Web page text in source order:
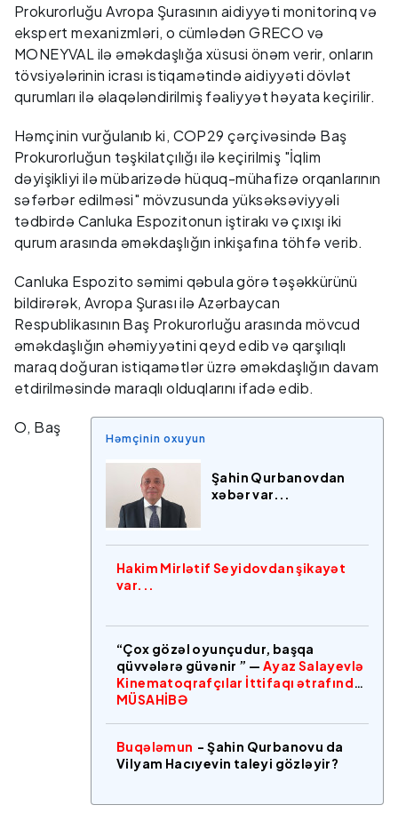
Prokurorluğu Avropa Şurasının aidiyyəti monitorinq və
ekspert mexanizmləri, o cümlədən GRECO və
MONEYVAL ilə əməkdaşlığa xüsusi önəm verir, onların
tövsiyələrinin icrası istiqamətində aidiyyəti dövlət
qurumları ilə əlaqələndirilmiş fəaliyyət həyata keçirilir.
Həmçinin vurğulanıb ki, COP29 çərçivəsində Baş
Prokurorluğun təşkilatçılığı ilə keçirilmiş "İqlim
dəyişikliyi ilə mübarizədə hüquq-mühafizə orqanlarının
səfərbər edilməsi" mövzusunda yüksəksəviyyəli
tədbirdə Canluka Espozitonun iştirakı və çıxışı iki
qurum arasında əməkdaşlığın inkişafına töhfə verib.
Canluka Espozito səmimi qəbula görə təşəkkürünü
bildirərək, Avropa Şurası ilə Azərbaycan
Respublikasının Baş Prokurorluğu arasında mövcud
əməkdaşlığın əhəmiyyətini qeyd edib və qarşılıqlı
maraq doğuran istiqamətlər üzrə əməkdaşlığın davam
etdirilməsində maraqlı olduqlarını ifadə edib.
Həmçinin oxuyun
Şahin Qurbanovdan
xəbər var...
Hakim Mirlətif Seyidovdan şikayət
var...
“Çox gözəl oyunçudur, başqa
qüvvələrə güvənir ” — Ayaz Salayevlə
Kinematoqrafçılar İttifaqı ətrafında
MÜSAHİBƏ
Buqələmun - Şahin Qurbanovu da
Vilyam Hacıyevin taleyi gözləyir?
O, Baş